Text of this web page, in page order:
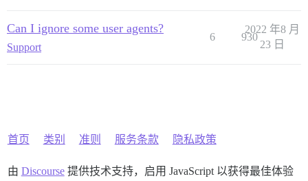
Can I ignore some user agents?
Support
6 930
2022 年8 月
23 日
首页 类别 准则 服务条款 隐私政策
由 Discourse提供技术支持，启用 JavaScript 以获得最佳体验